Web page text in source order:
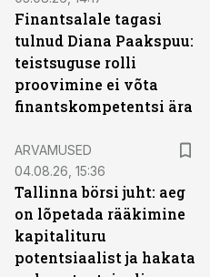
Finantsalale tagasi
tulnud Diana Paakspuu:
teistsuguse rolli
proovimine ei võta
finantskompetentsi ära
ARVAMUSED
04.08.26, 15:36
Tallinna börsi juht: aeg
on lõpetada rääkimine
kapitalituru
potentsiaalist ja hakata